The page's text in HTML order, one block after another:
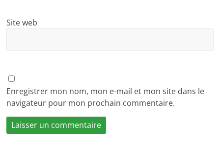
Site web
Enregistrer mon nom, mon e-mail et mon site dans le
navigateur pour mon prochain commentaire.